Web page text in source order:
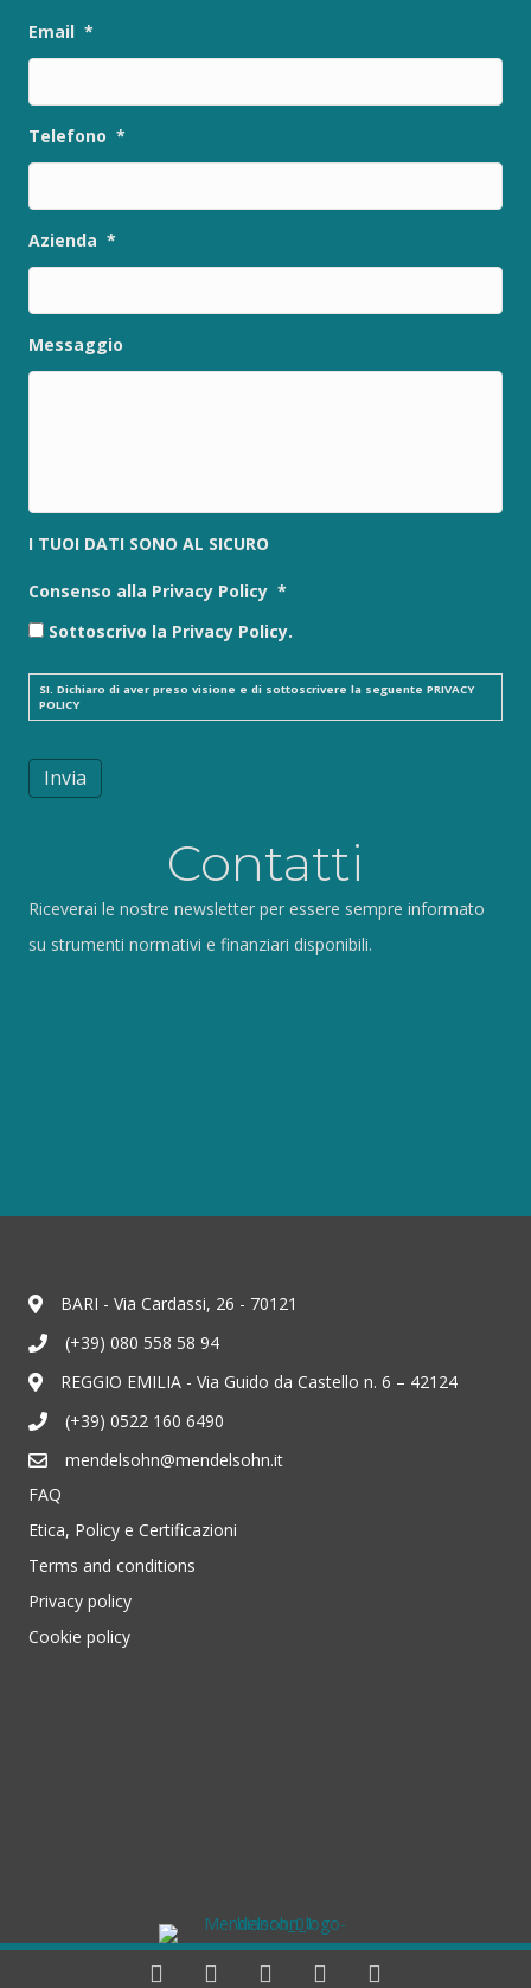
Contatti
Riceverai le nostre newsletter per essere sempre informato
su strumenti normativi e finanziari disponibili.
Email *
Telefono *
Azienda *
Messaggio
I TUOI DATI SONO AL SICURO
Consenso alla Privacy Policy *
Sottoscrivo la Privacy Policy.
SI. Dichiaro di aver preso visione e di sottoscrivere la seguente PRIVACY
POLICY
Invia
BARI - Via Cardassi, 26 - 70121
(+39) 080 558 58 94
REGGIO EMILIA - Via Guido da Castello n. 6 – 42124
(+39) 0522 160 6490
mendelsohn@mendelsohn.it
FAQ
Etica, Policy e Certificazioni
Terms and conditions
Privacy policy
Cookie policy